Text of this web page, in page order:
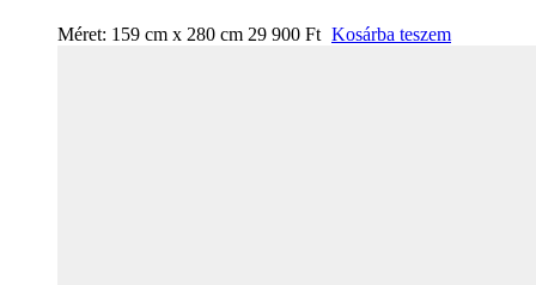
Méret: 159 cm x 280 cm 29 900 Ft Kosárba teszem